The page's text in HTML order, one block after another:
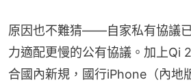
原因也不難猜——自家私有協議
力適配更慢的公有協議。加上Qi
合國內新規，國行iPhone（內地